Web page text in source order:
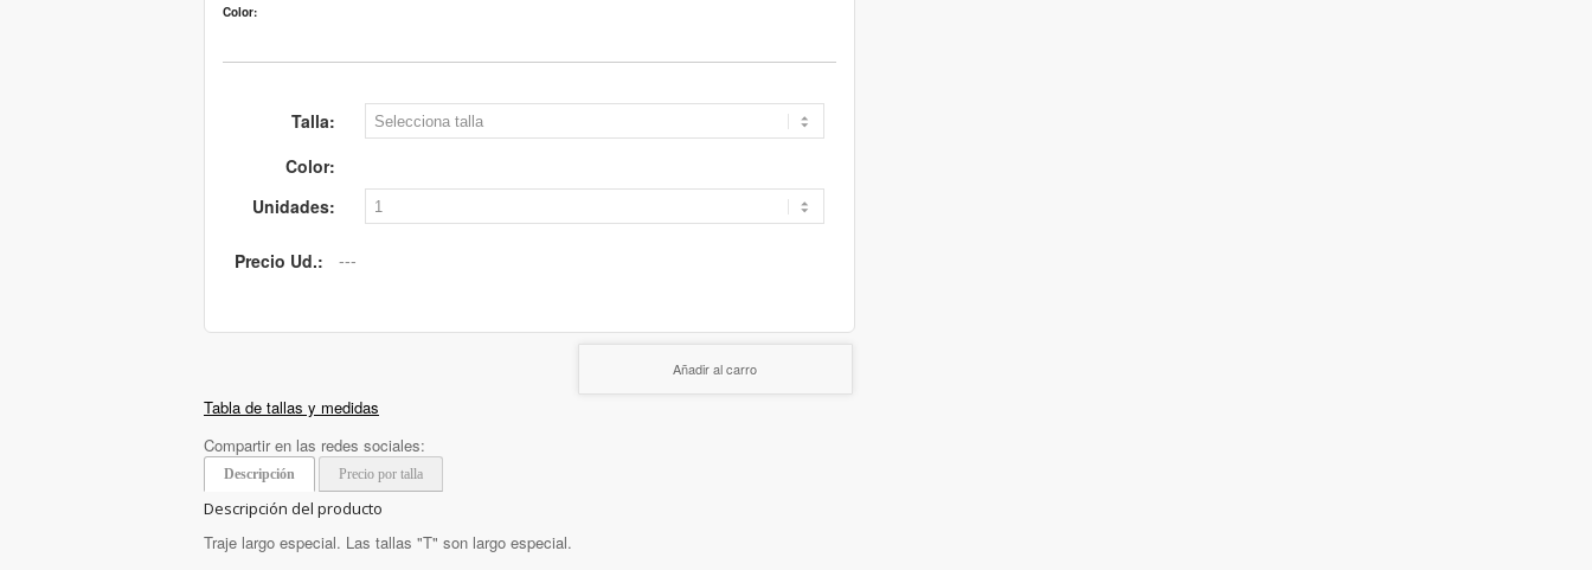
Color:
Talla:
Color:
Unidades:
Precio Ud.:
Añadir al carro
Tabla de tallas y medidas
Compartir en las redes sociales:
Descripción Precio por talla
Descripción del producto
Traje largo especial. Las tallas "T" son largo especial.